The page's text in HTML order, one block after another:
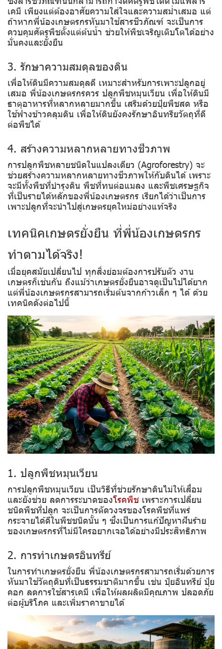
เคมี เพียงแต่ต้องอาศัยความใส่ใจและความสม่ำเสมอ แต่
ถ้าหากพี่น้องเกษตรกรหันมาใช้สารชีวภัณฑ์ จะเป็นการ
ควบคุมศัตรูพืชตั้งแต่ต้นน้ำ ช่วยให้พืชเจริญเติบโตได้อย่าง
มั่นคงและยั่งยืน
3. รักษาความสมดุลของดิน
เพื่อให้ดินมีความสมดุลดี เหมาะสำหรับการเพาะปลูกอยู่
เสมอ พี่น้องเกษตรกรควร ปลูกพืชหมุนเวียน เพื่อให้ดินมี
ธาตุอาหารที่หลากหลายมากขึ้น เสริมด้วยปุ๋ยพืชสด หรือ
ใช้ฟางข้าวคลุมดิน เพื่อให้ดินยังคงรักษาอินทรียวัตถุที่ดี
ต่อพืชได้
4. สร้างความหลากหลายทางชีวภาพ
การปลูกพืชหลายชนิดในแปลงเดียว (Agroforestry) จะ
ช่วยสร้างความหลากหลายทางชีวภาพให้กับดินได้ เพราะ
จะมีทั้งพืชที่บำรุงดิน พืชที่ทนต่อแมลง และพืชเศรษฐกิจ
ที่เป็นรายได้หลักของพี่น้องเกษตรกร เรียกได้ว่าเป็นการ
เพาะปลูกที่จะนำไปสู่เกษตรยุคใหม่อย่างแท้จริง
เทคนิคเกษตรยั่งยืน ที่พี่น้องเกษตรกร
ทำตามได้จริง!
เมื่อยุคสมัยเปลี่ยนไป ทุกสิ่งย่อมต้องการปรับตัว งาน
เกษตรก็เช่นกัน ถึงแม้ว่าเกษตรยั่งยืนอาจดูเป็นไปได้ยาก
แต่พี่น้องเกษตรกรสามารถเริ่มต้นจากก้าวเล็ก ๆ ได้ ด้วย
เทคนิคดังต่อไปนี้
1. ปลูกพืชหมุนเวียน
การปลูกพืชหมุนเวียน เป็นวิธีที่ช่วยรักษาดินไม่ให้เสื่อม
และยังช่วย ลดการระบาดของโรคพืช เพราะการเปลี่ยน
ชนิดพืชที่ปลูก จะเป็นการตัดวงจรของโรคพืชที่แพร่
กระจายได้ดีในพืชชนิดนั้น ๆ ซึ่งเป็นการแก้ปัญหาฝันร้าย
ของเกษตรกรที่ไม่มีใครอยากเจอได้อย่างมีประสิทธิภาพ
2. การทำเกษตรอินทรีย์
ในการทำเกษตรยั่งยืน พี่น้องเกษตรกรสามารถเริ่มด้วยการ
หันมาใช้วัตถุดิบที่เป็นธรรมชาติมากขึ้น เช่น ปุ๋ยอินทรีย์ ปุ๋ย
คอก ลดการใช้สารเคมี เพื่อให้ผลผลิตมีคุณภาพ ปลอดภัย
ต่อผู้บริโภค และเพิ่มราคาขายได้